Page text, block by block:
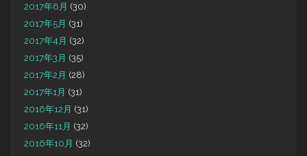
2017年6月 (30)
2017年5月 (31)
2017年4月 (32)
2017年3月 (35)
2017年2月 (28)
2017年1月 (31)
2016年12月 (31)
2016年11月 (32)
2016年10月 (32)